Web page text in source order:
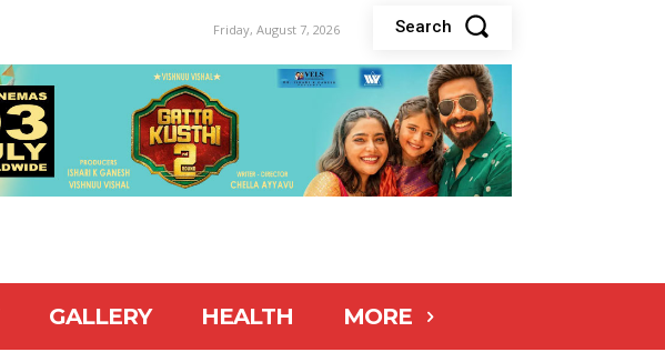
Friday, August 7, 2026 Search
GALLERY HEALTH MORE